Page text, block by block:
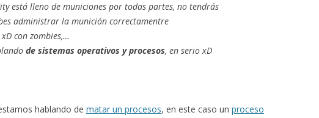
está lleno de municiones por todas partes, no tendrás
administrar la munición correctamentre
con zombies,…
de sistemas operativos y procesos, en serio xD
hablando de matar un procesos, en este caso un proceso